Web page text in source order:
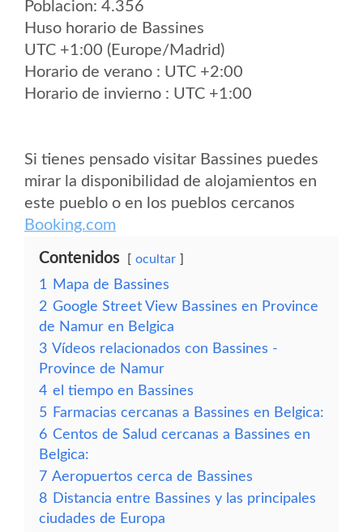
Poblacion: 4.356
Huso horario de Bassines
UTC +1:00 (Europe/Madrid)
Horario de verano : UTC +2:00
Horario de invierno : UTC +1:00
Si tienes pensado visitar Bassines puedes
mirar la disponibilidad de alojamientos en
este pueblo o en los pueblos cercanos
Booking.com
Contenidos ocultar
1
Mapa de Bassines
2 Google Street View Bassines en Province
de Namur en Belgica
3 Vídeos relacionados con Bassines -
Province de Namur
4 el tiempo en Bassines
5 Farmacias cercanas a Bassines en Belgica:
6 Centos de Salud cercanas a Bassines en
Belgica:
7 Aeropuertos cerca de Bassines
8 Distancia entre Bassines y las principales
ciudades de Europa